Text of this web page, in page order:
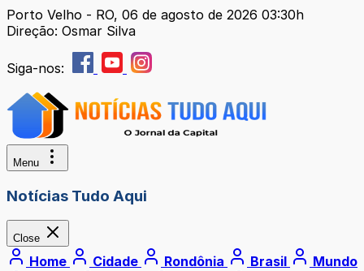
Porto Velho - RO, 06 de agosto de 2026 03:30h
Direção: Osmar Silva
Siga-nos:
Menu
Notícias Tudo Aqui
Close
Home Cidade Rondônia Brasil
Mundo